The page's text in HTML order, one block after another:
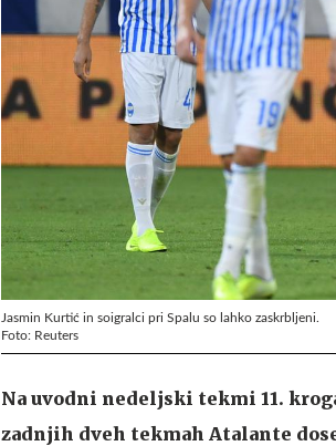
Jasmin Kurtić in soigralci pri Spalu so lahko zaskrbljeni.
Foto: Reuters
Na uvodni nedeljski tekmi 11.
zadnjih dveh tekmah Atalante